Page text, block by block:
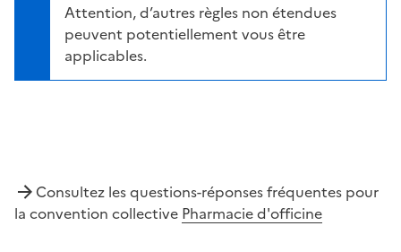
Attention, d’autres règles non étendues
peuvent potentiellement vous être
applicables.
Consultez les questions-réponses fréquentes pour
la convention collective Pharmacie d'officine